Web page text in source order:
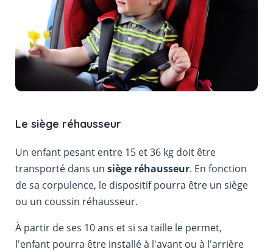
Le siège réhausseur
Un enfant pesant entre 15 et 36 kg doit être
transporté dans un siège réhausseur. En fonction
de sa corpulence, le dispositif pourra être un siège
ou un coussin réhausseur.
À partir de ses 10 ans et si sa taille le permet,
l'enfant pourra être installé à l'avant ou à l'arrière